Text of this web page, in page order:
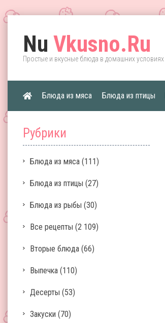
Nu Vkusno.Ru
Простые и вкусные блюда в домашних условиях
Блюда из мяса Блюда из птицы
Рубрики
Блюда из мяса (111)
Блюда из птицы (27)
Блюда из рыбы (30)
Все рецепты (2 109)
Вторые блюда (66)
Выпечка (110)
Десерты (53)
Закуски (70)